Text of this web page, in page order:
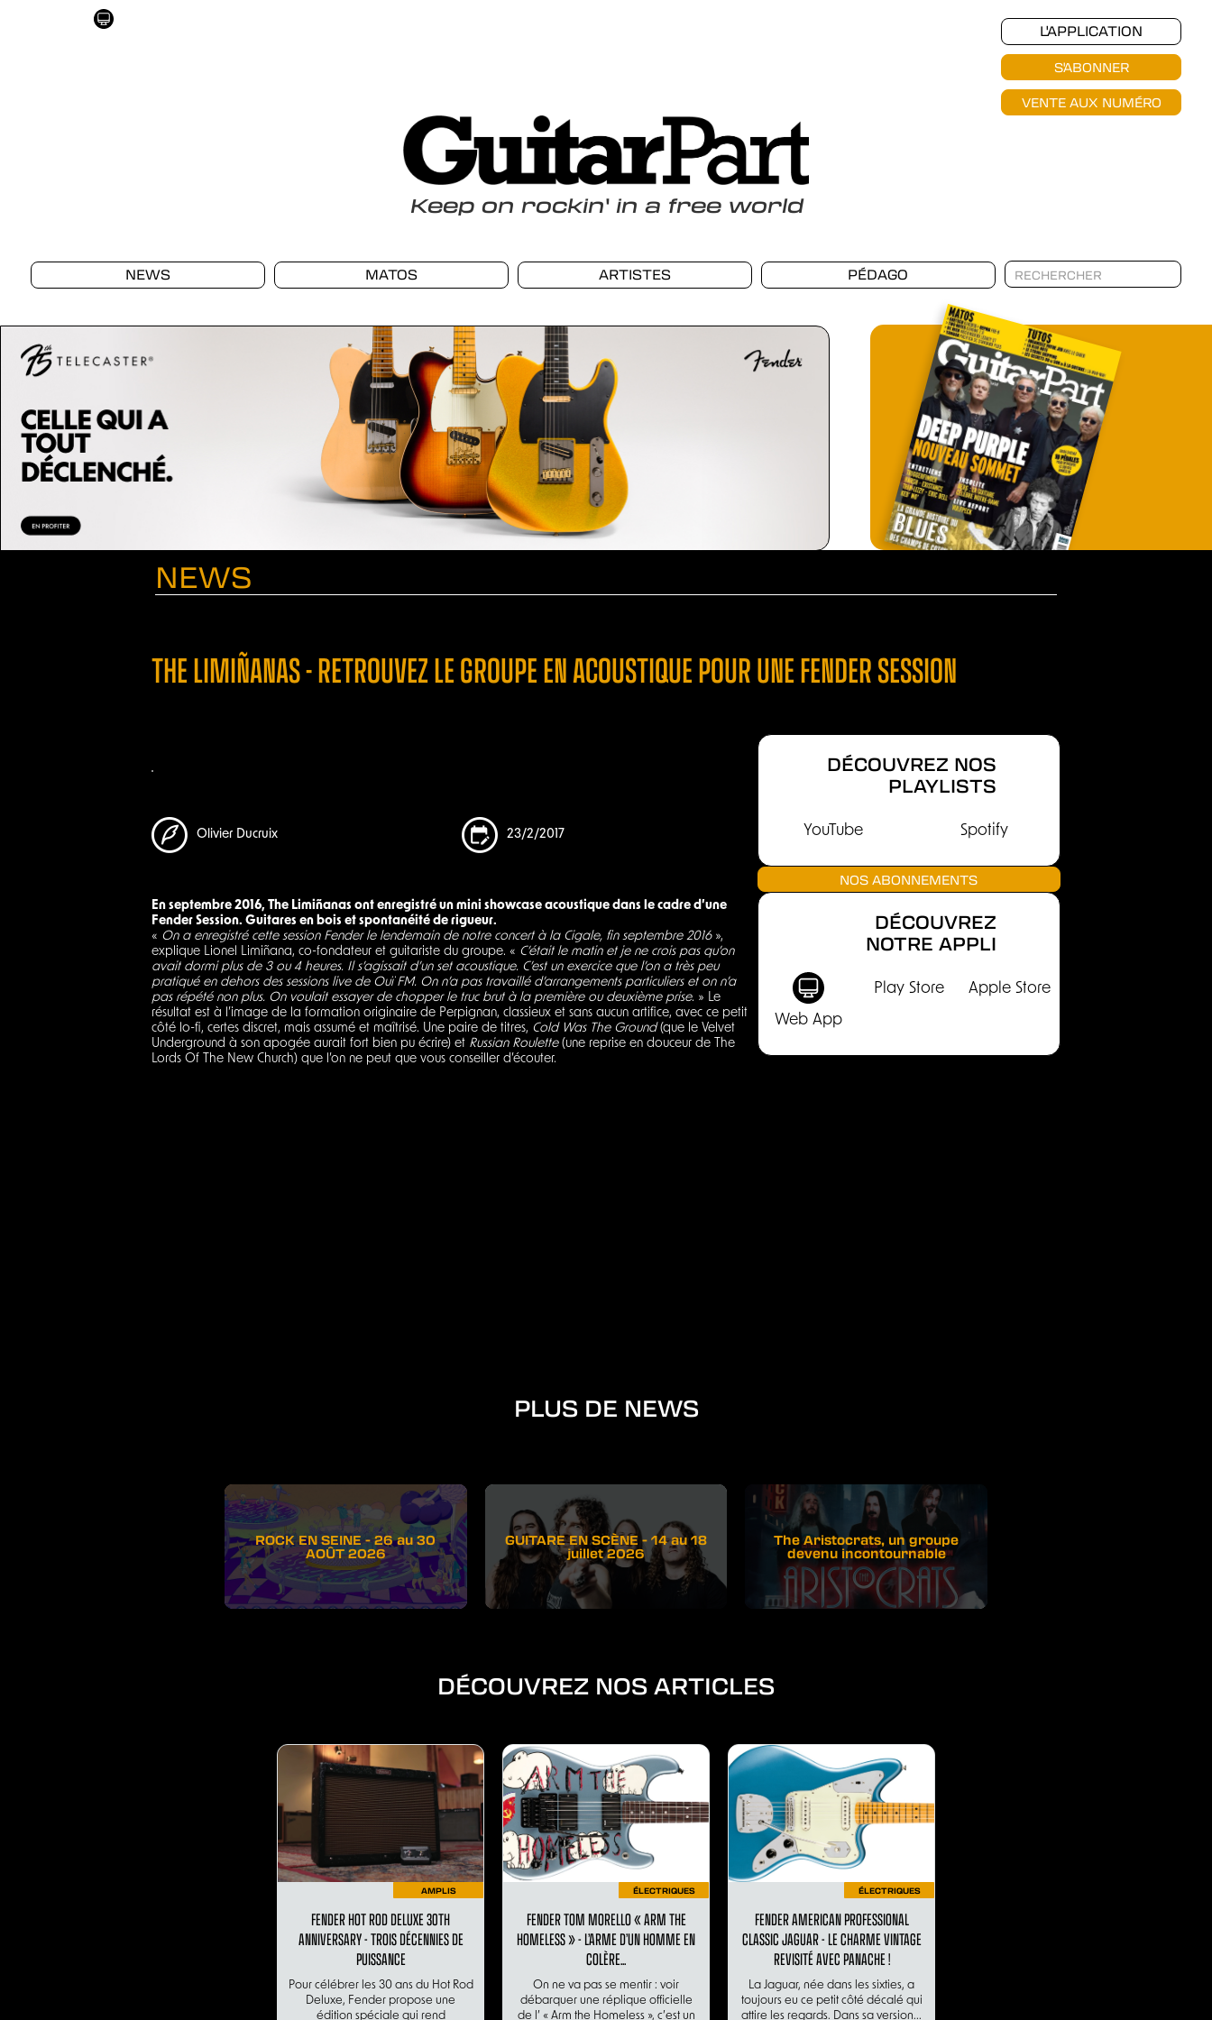
L'APPLICATION
S'ABONNER
VENTE AUX NUMÉRO
Keepon rockin' in a free world
NEWS MATOS ARTISTES PÉDAGO
NEWS
THE LIMIÑANAS - RETROUVEZ LE GROUPE EN ACOUSTIQUE POUR UNE FENDER SESSION
Olivier Ducruix 23/2/2017
En septembre 2016, The Limiñanas ont enregistré un mini showcase acoustique dans le cadre d’une
Fender Session. Guitares en bois et spontanéité de rigueur.
« On a enregistré cette session Fender le lendemain de notre concert à la Cigale, fin septembre 2016»,
explique Lionel Limiñana, co-fondateur et guitariste du groupe. « C’était le matin et je ne crois pas qu’on
avait dormi plus de 3 ou 4 heures. Il s’agissait d’un set acoustique. C’est un exercice que l’on a très peu
pratiqué en dehors des sessions live de Ouï FM. On n’a pas travaillé d’arrangements particuliers et on n’a
pas répété non plus. On voulait essayer de chopper le truc brut à la première ou deuxième prise. » Le
résultat est à l’image de la formation originaire de Perpignan, classieux et sans aucun artifice, avec ce petit
côté lo-fi, certes discret, mais assumé et maîtrisé. Une paire de titres, Cold Was The Ground(que le Velvet
Underground à son apogée aurait fort bien pu écrire) et Russian Roulette(une reprise en douceur de The
Lords Of The New Church) que l’on ne peut que vous conseiller d’écouter.
DÉCOUVREZ NOS
PLAYLISTS
YouTube Spotify
NOS ABONNEMENTS
DÉCOUVREZ
NOTRE APPLI
Web App
Play Store Apple Store
PLUS DE NEWS
ROCK EN SEINE - 26 au 30
AOÛT 2026
GUITARE EN SCÈNE - 14 au 18
juillet 2026
The Aristocrats, un groupe
devenu incontournable
DÉCOUVREZ NOS ARTICLES
AMPLIS
FENDER HOT ROD DELUXE 30TH
ANNIVERSARY - TROIS DÉCENNIES DE
PUISSANCE
Pour célébrer les 30 ans du Hot Rod
Deluxe, Fender propose une
édition spéciale qui rend
ÉLECTRIQUES
FENDER TOM MORELLO « ARM THE
HOMELESS » - L’ARME D’UN HOMME EN
COLÈRE...
On ne va pas se mentir : voir
débarquer une réplique officielle
de l’ « Arm the Homeless », c’est un
ÉLECTRIQUES
FENDER AMERICAN PROFESSIONAL
CLASSIC JAGUAR - LE CHARME VINTAGE
REVISITÉ AVEC PANACHE !
La Jaguar, née dans les sixties, a
toujours eu ce petit côté décalé qui
attire les regards. Dans sa version...